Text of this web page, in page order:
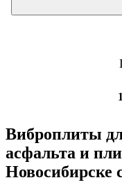
1
Виброплиты
асфальта и
Новосибирске